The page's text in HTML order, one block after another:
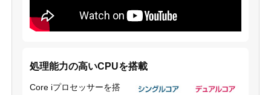
処理能力の高いCPUを搭載
Core iプロセッサーを搭